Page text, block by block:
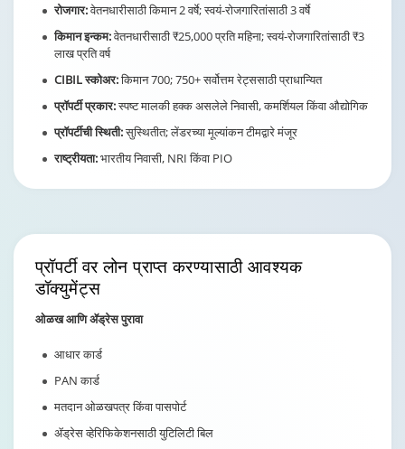
रोजगार:वेतनधारीसाठी किमान 2 वर्षे; स्वयं-रोजगारितांसाठी 3 वर्षे
किमान इन्कम:वेतनधारीसाठी ₹25,000 प्रति महिना; स्वयं-रोजगारितांसाठी ₹3
लाख प्रति वर्ष
CIBIL स्कोअर:किमान 700; 750+ सर्वोत्तम रेट्ससाठी प्राधान्यित
प्रॉपर्टी प्रकार:स्पष्ट मालकी हक्क असलेले निवासी, कमर्शियल किंवा औद्योगिक
प्रॉपर्टीची स्थिती:सुस्थितीत; लेंडरच्या मूल्यांकन टीमद्वारे मंजूर
राष्ट्रीयता:भारतीय निवासी, NRI किंवा PIO
प्रॉपर्टी वर लोन प्राप्त करण्यासाठीआवश्यक
डॉक्युमेंट्स
ओळख आणि ॲड्रेस पुरावा
आधार कार्ड
PAN कार्ड
मतदान ओळखपत्र किंवा पासपोर्ट
ॲड्रेस व्हेरिफिकेशनसाठी युटिलिटी बिल